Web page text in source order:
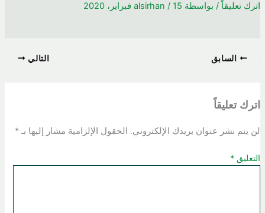
اترك تعليقاً / بواسطة alsirhan/15 فبراير، 2020
السابق التالي
اترك تعليقاً
لن يتم نشر عنوان بريدك الإلكتروني. الحقول الإلزامية مشار إليها بـ *
التعليق *